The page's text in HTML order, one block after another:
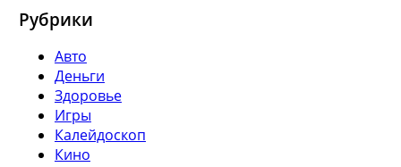
Рубрики
Авто
Деньги
Здоровье
Игры
Калейдоскоп
Кино